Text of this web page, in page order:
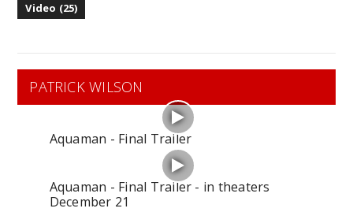
Video (25)
PATRICK WILSON
Aquaman - Final Trailer
Aquaman - Final Trailer - in theaters
December 21